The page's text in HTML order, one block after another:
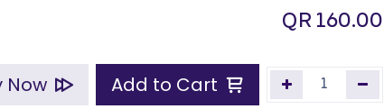
160.00
Buy Now